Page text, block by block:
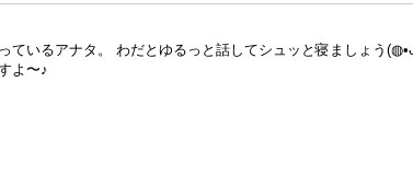
ているアナタ。 わだとゆるっと話してシュッと寝ましょう
よ〜♪